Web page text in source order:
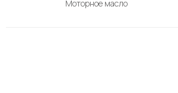
Моторное масло